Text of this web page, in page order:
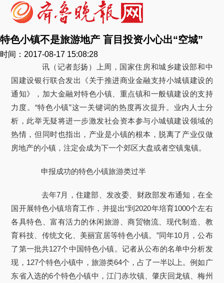
特色小镇不是旅游地产 盲目投资小心出“空城”
时间：2017-08-17 15:08:28
讯（记者彭扬）上周，国家住房和城乡建设部和中
国建设银行联合发出《关于推进商业金融支持小城镇建设的
通知》，加大金融对特色小镇、重点镇和一般镇建设的支持
力度。“特色小镇”这一关键词的热度再次提升。业内人士分
析，此举无疑将进一步激发社会资本参与小城镇建设领域的
热情，但同时也指出，产业是小镇的根本，脱离了产业仅做
房地产的小镇，注定会成为下一个郊区大盘或者空镇鬼镇。
申报成功的特色小镇旅游类过半
去年7月，住建部、发改委、财政部发布通知，在全
国开展特色小镇培育工作，并提出“到2020年培育1000个左右
各具特色、富有活力的休闲旅游、商贸物流、现代制造、教
育科技、传统文化、美丽宜居等特色小镇。”同年10月，公布
了第一批共127个中国特色小镇。记者从公布的名单中分析发
现，127个特色小镇中，旅游类64个，占了一半以上。例如广
东省入选的6个特色小镇中，江门赤坎镇、肇庆回龙镇、梅州